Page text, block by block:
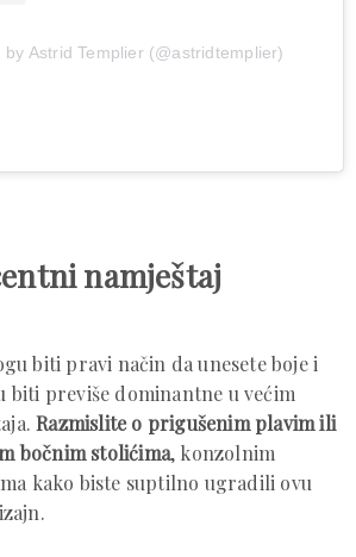
by Astrid Templier (@astridtemplier)
namještaj
biti pravi način da unesete boje i
biti previše dominantne u većim
Razmislite o prigušenim plavim ili
bočnim stolićima, konzolnim
kako biste suptilno ugradili ovu